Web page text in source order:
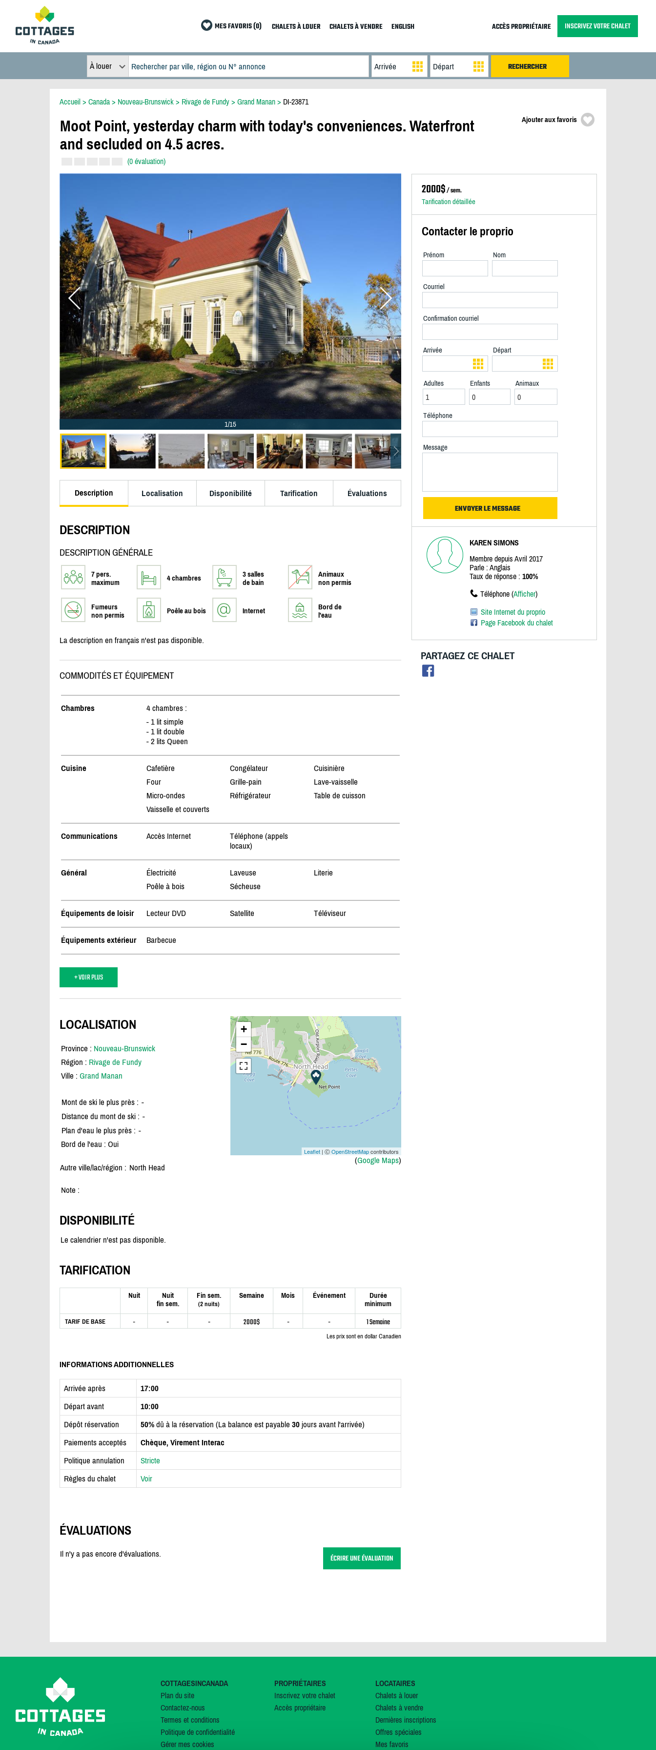
MES FAVORIS (0) CHALETS À LOUER CHALETS À VENDRE ENGLISH ACCÈS PROPRIÉTAIRE INSCRIVEZ VOTRE CHALET
À louer
Accueil > Canada > Nouveau-Brunswick > Rivage de Fundy > Grand Manan > DI-23871
Moot Point, yesterday charm with today's conveniences. Waterfront
and secluded on 4.5 acres.
(0 évaluation)
Ajouter aux favoris
1/15
Description Localisation Disponibilité Tarification Évaluations
DESCRIPTION
DESCRIPTION GÉNÉRALE
7 pers.
maximum
4 chambres
3 salles
de bain
Animaux
non permis
Fumeurs
non permis
Poêle au bois Internet
Bord de
l'eau
La description en français n'est pas disponible.
COMMODITÉS ET ÉQUIPEMENT
Chambres
4 chambres :
- 1 lit simple
- 1 lit double
- 2 lits Queen
Cuisine Cafetière Congélateur
Cuisinière
Four
Grille-pain
Lave-vaisselle
Micro-ondes
Réfrigérateur
Table de cuisson
Vaisselle et couverts
Communications Accès Internet
Téléphone (appels
locaux)
Général Électricité Laveuse
Literie
Poêle à bois
Sécheuse
Équipements de loisir Lecteur DVD Satellite Téléviseur
Équipements extérieur Barbecue
+ VOIR PLUS
+
−
Leaflet | ⒸOpenStreetMapcontributors
(Google Maps)
LOCALISATION
Province : Nouveau-Brunswick
Région : Rivage de Fundy
Ville : Grand Manan
Mont de ski le plus près : -
Distance du mont de ski : -
Plan d'eau le plus près : -
Bord de l'eau : Oui
Autre ville/lac/région : North Head
Note :
DISPONIBILITÉ
Le calendrier n'est pas disponible.
TARIFICATION
Nuit
Nuit
fin sem.
Fin sem.
(2 nuits)
Semaine Mois Événement
Durée
minimum
TARIF DE BASE - - - 2000$ - - 1 Semaine
Les prix sont en dollar Canadien
INFORMATIONS ADDITIONNELLES
Arrivée après
17:00
Départ avant
10:00
Dépôt réservation
50% dû à la réservation (La balance est payable 30 jours avant l'arrivée)
Paiements acceptés
Chèque, Virement Interac
Politique annulation
Stricte
Règles du chalet
Voir
ÉVALUATIONS
Il n'y a pas encore d'évaluations. ÉCRIRE UNE ÉVALUATION
2000$/ sem.
Tarification détaillée
Contacter le proprio
Prénom Nom
Courriel
Confirmation courriel
Arrivée Départ
Adultes Enfants Animaux
Téléphone
Message
KAREN SIMONS
Membre depuis Avril 2017
Parle : Anglais
Taux de réponse : 100%
Téléphone (Afficher)
Site Internet du proprio
Page Facebook du chalet
PARTAGEZ CE CHALET
COTTAGESINCANADA
Plan du site
Contactez-nous
Termes et conditions
Politique de confidentialité
Gérer mes cookies
PROPRIÉTAIRES
Inscrivez votre chalet
Accès propriétaire
LOCATAIRES
Chalets à louer
Chalets à vendre
Dernières inscriptions
Offres spéciales
Mes favoris